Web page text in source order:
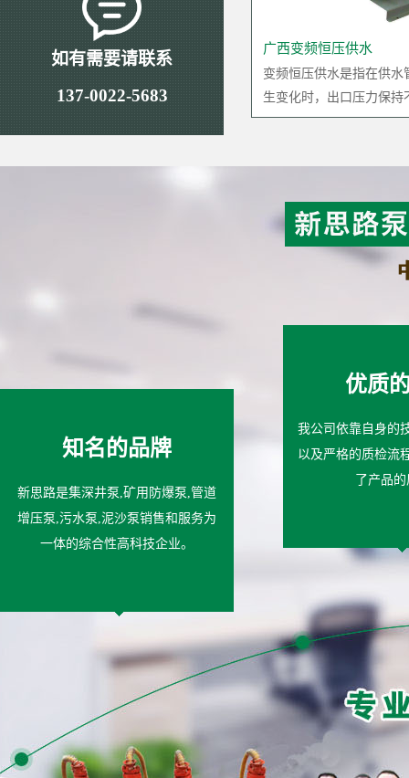
如有需要请联系
137-0022-5683
广西变频恒压供水
变频恒压供水是指在供水
生变化时，出口压力保持
知名的品牌
新思路是集深井泵,矿用防爆泵,管道
增压泵,污水泵,泥沙泵销售和服务为
一体的综合性高科技企业。
优质
我公司依靠自身的
以及严格的质检流
了产品